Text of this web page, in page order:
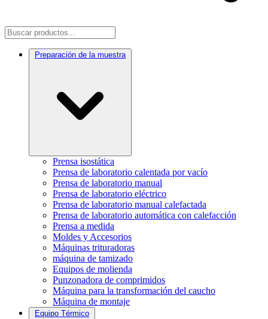
Preparación de la muestra
Prensa isostática
Prensa de laboratorio calentada por vacío
Prensa de laboratorio manual
Prensa de laboratorio eléctrico
Prensa de laboratorio manual calefactada
Prensa de laboratorio automática con calefacción
Prensa a medida
Moldes y Accesorios
Máquinas trituradoras
máquina de tamizado
Equipos de molienda
Punzonadora de comprimidos
Máquina para la transformación del caucho
Máquina de montaje
Equipo Térmico